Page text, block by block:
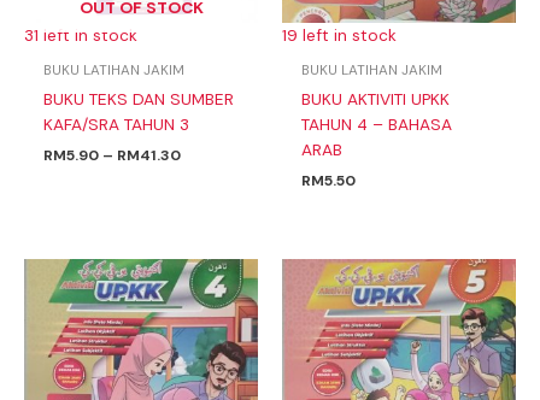
OUT OF STOCK
31 left in stock
BUKU LATIHAN JAKIM
BUKU TEKS DAN SUMBER
KAFA/SRA TAHUN 3
RM5.90 – RM41.30
19 left in stock
BUKU LATIHAN JAKIM
BUKU AKTIVITI UPKK
TAHUN 4 – BAHASA
ARAB
RM5.50